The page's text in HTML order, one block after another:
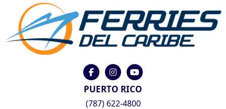
PUERTO RICO
(787) 622-4800